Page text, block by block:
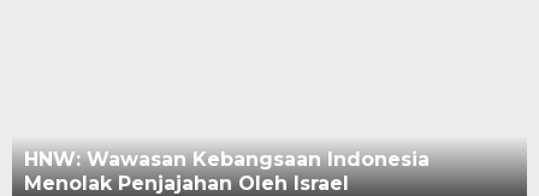
HNW: Wawasan Kebangsaan Indonesia
Menolak Penjajahan Oleh Israel